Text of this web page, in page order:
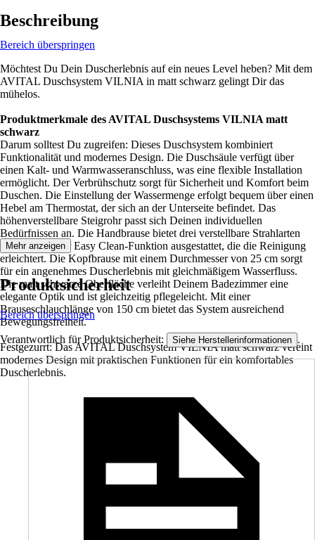
Beschreibung
Bereich überspringen
Möchtest Du Dein Duscherlebnis auf ein neues Level heben? Mit dem
AVITAL Duschsystem VILNIA in matt schwarz gelingt Dir das
mühelos.
Produktmerkmale des AVITAL Duschsystems VILNIA matt
schwarz
Darum solltest Du zugreifen: Dieses Duschsystem kombiniert
Funktionalität und modernes Design. Die Duschsäule verfügt über
einen Kalt- und Warmwasseranschluss, was eine flexible Installation
ermöglicht. Der Verbrühschutz sorgt für Sicherheit und Komfort beim
Duschen. Die Einstellung der Wassermenge erfolgt bequem über einen
Hebel am Thermostat, der sich an der Unterseite befindet. Das
höhenverstellbare Steigrohr passt sich Deinen individuellen
Bedürfnissen an. Die Handbrause bietet drei verstellbare Strahlarten
und ist mit einer Easy Clean-Funktion ausgestattet, die die Reinigung
erleichtert. Die Kopfbrause mit einem Durchmesser von 25 cm sorgt
für ein angenehmes Duscherlebnis mit gleichmäßigem Wasserfluss.
Die matt schwarze Oberfläche verleiht Deinem Badezimmer eine
elegante Optik und ist gleichzeitig pflegeleicht. Mit einer
Brauseschlauchlänge von 150 cm bietet das System ausreichend
Bewegungsfreiheit.
Festgezurrt: Das AVITAL Duschsystem VILNIA matt schwarz vereint
modernes Design mit praktischen Funktionen für ein komfortables
Duscherlebnis.
Mehr anzeigen
Produktsicherheit
Bereich überspringen
Verantwortlich für Produktsicherheit: Siehe Herstellerinformationen .